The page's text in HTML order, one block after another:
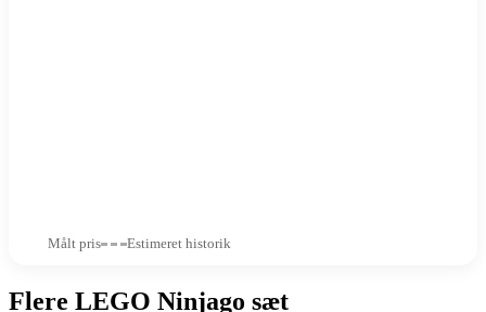
Målt pris Estimeret historik
Flere LEGO Ninjago sæt